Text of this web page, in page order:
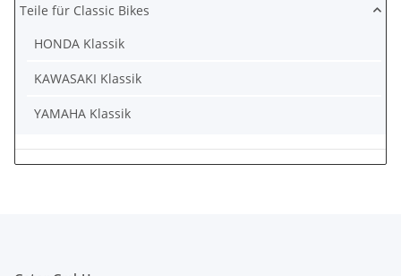
Teile für Classic Bikes
HONDA Klassik
KAWASAKI Klassik
YAMAHA Klassik